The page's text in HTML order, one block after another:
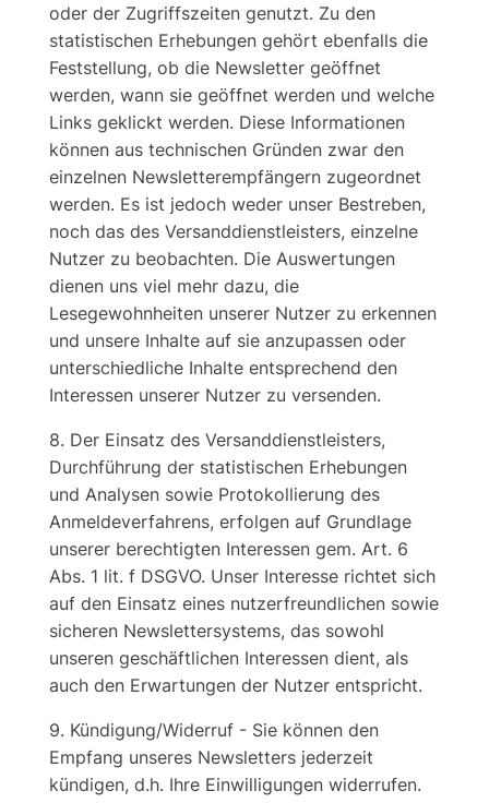
oder der Zugriffszeiten genutzt. Zu den
statistischen Erhebungen gehört ebenfalls die
Feststellung, ob die Newsletter geöffnet
werden, wann sie geöffnet werden und welche
Links geklickt werden. Diese Informationen
können aus technischen Gründen zwar den
einzelnen Newsletterempfängern zugeordnet
werden. Es ist jedoch weder unser Bestreben,
noch das des Versanddienstleisters, einzelne
Nutzer zu beobachten. Die Auswertungen
dienen uns viel mehr dazu, die
Lesegewohnheiten unserer Nutzer zu erkennen
und unsere Inhalte auf sie anzupassen oder
unterschiedliche Inhalte entsprechend den
Interessen unserer Nutzer zu versenden.
8. Der Einsatz des Versanddienstleisters,
Durchführung der statistischen Erhebungen
und Analysen sowie Protokollierung des
Anmeldeverfahrens, erfolgen auf Grundlage
unserer berechtigten Interessen gem. Art. 6
Abs. 1 lit. f DSGVO. Unser Interesse richtet sich
auf den Einsatz eines nutzerfreundlichen sowie
sicheren Newslettersystems, das sowohl
unseren geschäftlichen Interessen dient, als
auch den Erwartungen der Nutzer entspricht.
9. Kündigung/Widerruf - Sie können den
Empfang unseres Newsletters jederzeit
kündigen, d.h. Ihre Einwilligungen widerrufen.